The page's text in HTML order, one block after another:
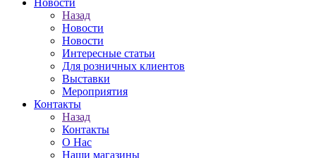
Новости
Назад
Новости
Новости
Интересные статьи
Для розничных клиентов
Выставки
Мероприятия
Контакты
Назад
Контакты
О Нас
Наши магазины